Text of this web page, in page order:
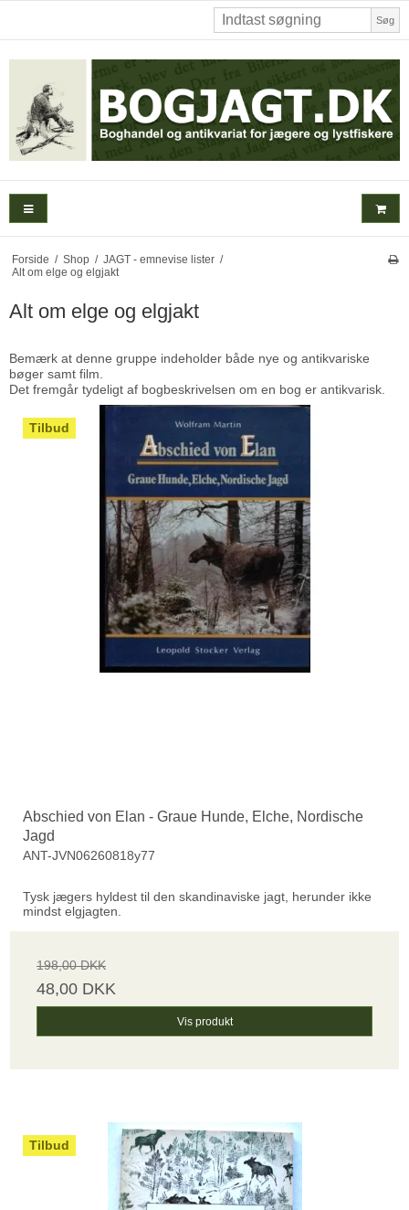
Søg
Forside / Shop / JAGT - emnevise lister /
Alt om elge og elgjakt
Alt om elge og elgjakt
Bemærk at denne gruppe indeholder både nye og antikvariske
bøger samt film.
Det fremgår tydeligt af bogbeskrivelsen om en bog er antikvarisk.
Tilbud
Abschied von Elan - Graue Hunde, Elche, Nordische
Jagd
ANT-JVN06260818y77
Tysk jægers hyldest til den skandinaviske jagt, herunder ikke
mindst elgjagten.
198,00 DKK
48,00 DKK
Vis produkt
Tilbud